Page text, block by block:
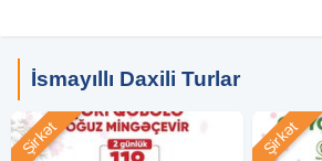
İsmayıllı Daxili Turlar
Şirkət Şirkət